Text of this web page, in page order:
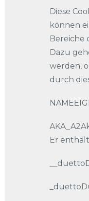
Diese
können
Bereiche
Dazu
werden,
durch
Er